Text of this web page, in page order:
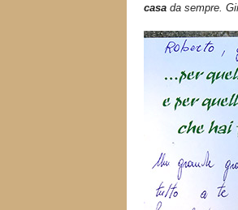
casa da sempre.